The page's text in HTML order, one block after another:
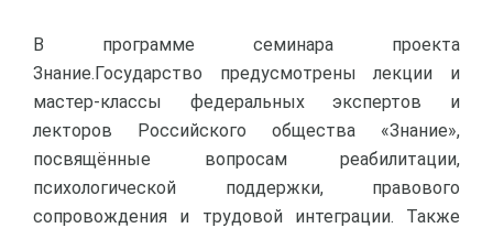
В программе семинара проекта
Знание.Государство предусмотрены лекции и
мастер-классы федеральных экспертов и
лекторов Российского общества «Знание»,
посвящённые вопросам реабилитации,
психологической поддержки, правового
сопровождения и трудовой интеграции. Также